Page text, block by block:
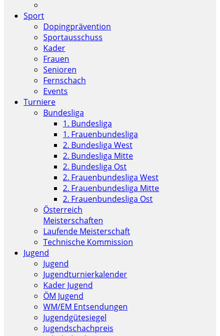
Sport
Dopingprävention
Sportausschuss
Kader
Frauen
Senioren
Fernschach
Events
Turniere
Bundesliga
1. Bundesliga
1. Frauenbundesliga
2. Bundesliga West
2. Bundesliga Mitte
2. Bundesliga Ost
2. Frauenbundesliga West
2. Frauenbundesliga Mitte
2. Frauenbundesliga Ost
Österreich
Meisterschaften
Laufende Meisterschaft
Technische Kommission
Jugend
Jugend
Jugendturnierkalender
Kader Jugend
ÖM Jugend
WM/EM Entsendungen
Jugendgütesiegel
Jugendschachpreis